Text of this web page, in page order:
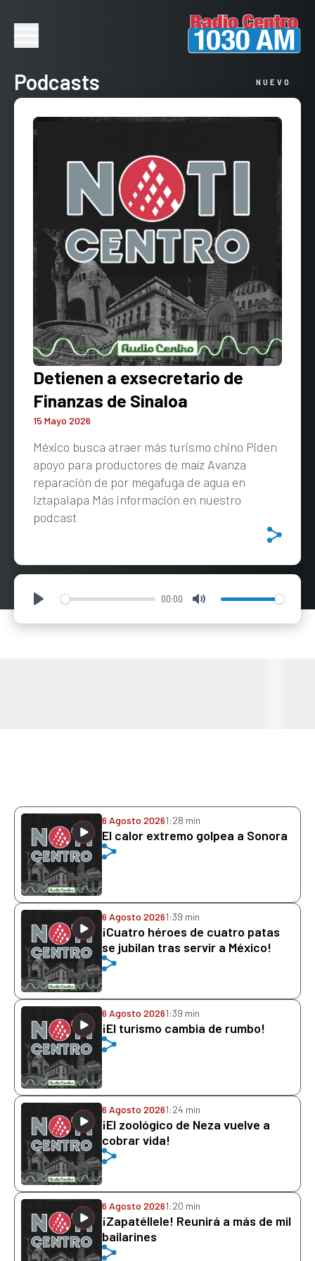
Podcasts NUEVO
Detienen a exsecretario de
Finanzas de Sinaloa
15 Mayo 2026
México busca atraer más turismo chino Piden
apoyo para productores de maíz Avanza
reparación de por megafuga de agua en
Iztapalapa Más información en nuestro
podcast
Play 00:00 Mute
6 Agosto 20261:28 min
El calor extremo golpea a Sonora
6 Agosto 20261:39 min
¡Cuatro héroes de cuatro patas
se jubilan tras servir a México!
6 Agosto 20261:39 min
¡El turismo cambia de rumbo!
6 Agosto 20261:24 min
¡El zoológico de Neza vuelve a
cobrar vida!
6 Agosto 20261:20 min
¡Zapatéllele! Reunirá a más de mil
bailarines